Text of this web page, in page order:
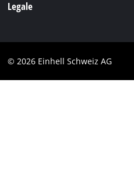
Legale
Testata
© 2026 Einhell Schweiz AG